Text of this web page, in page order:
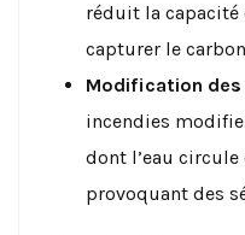
réduit la capacité
capturer le
Modification des
incendies
dont l’eau circule
provoquant des